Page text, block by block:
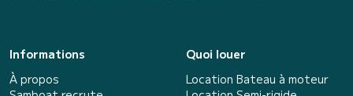
Informations
À propos
Quoi louer
Location Bateau à moteur